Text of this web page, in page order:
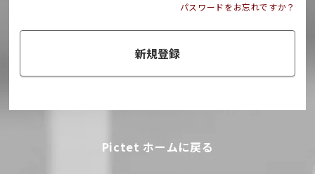
パスワードをお忘れですか？
新規登録
Pictet ホームに戻る